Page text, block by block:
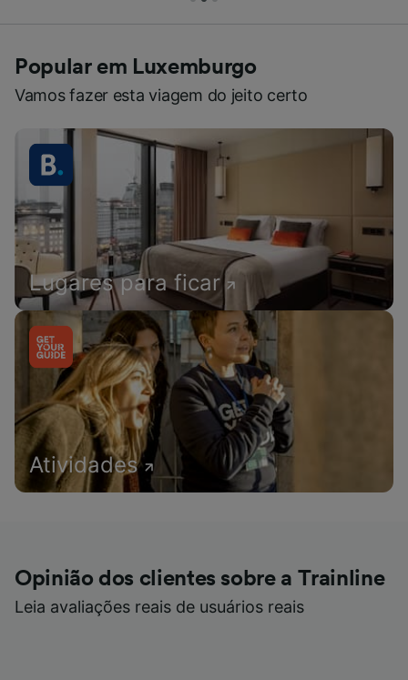
Popular em Luxemburgo
Vamos fazer esta viagem do jeito certo
Lugares para ficar
Atividades
Opinião dos clientes sobre a Trainline
Leia avaliações reais de usuários reais